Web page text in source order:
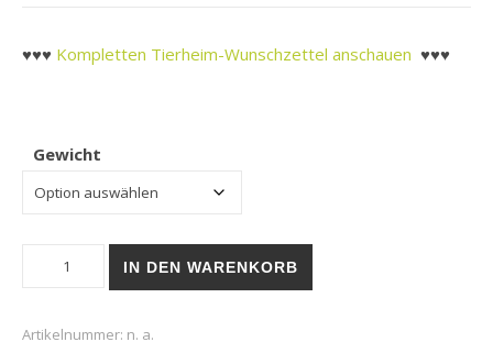
♥♥♥ Kompletten Tierheim-Wunschzettel anschauen ♥♥♥
Gewicht
Tierheim Meissen | Pouchie Lucky Lou Lifestage Senior
IN DEN WARENKORB
Artikelnummer: n. a.